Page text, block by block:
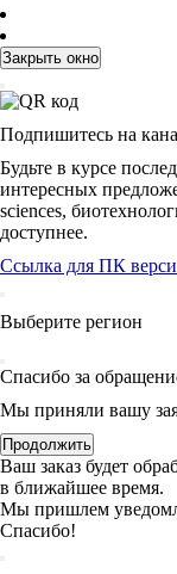
Закрыть окно
Подпишитесь на
Будьте в курсе
интересных
sciences,
доступнее.
Ссылка для ПК
Выберите регион
Спасибо за
Мы приняли вашу
Продолжить
Ваш заказ будет
в ближайшее время.
Мы пришлем
Спасибо!